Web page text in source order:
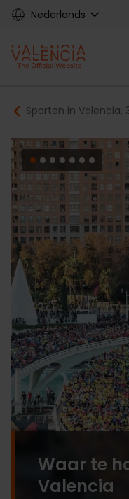
Skip
content
Nederlands
Main
navigation
Sporten in Valencia,
Waar te
Valencia